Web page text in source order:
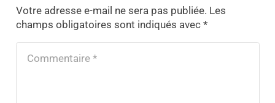
Votre adresse e-mail ne sera pas publiée. Les
champs obligatoires sont indiqués avec *